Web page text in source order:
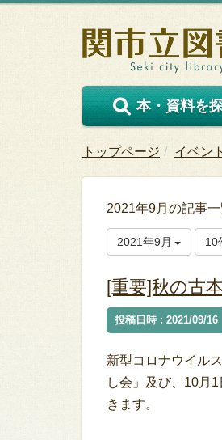
本・資料を
トップページ イベン
2021年9月の記事一
2021年9月 10
[重要]秋の古
投稿日時 : 2021/09/16
新型コロナウイル
し会」及び、10月
きます。